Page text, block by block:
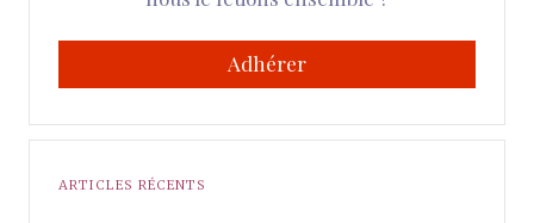
Adhérer
ARTICLES RÉCENTS